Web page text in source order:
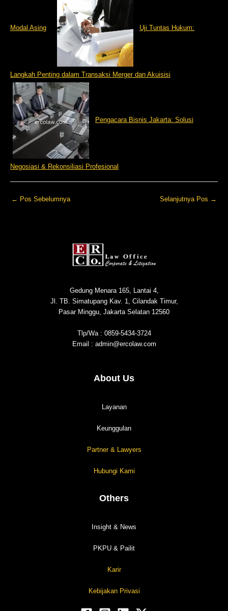
Modal Asing Uji Tuntas Hukum:
Langkah Penting dalam Transaksi Merger dan Akuisisi
Pengacara Bisnis Jakarta: Solusi
Negosiasi & Rekonsiliasi Profesional
← Pos Sebelumnya Selanjutnya Pos →
Gedung Menara 165, Lantai 4,
Jl. TB. Simatupang Kav. 1, Cilandak Timur,
Pasar Minggu, Jakarta Selatan 12560
Tlp/Wa : 0859-5434-3724
Email : admin@ercolaw.com
About Us
Layanan
Keunggulan
Partner & Lawyers
Hubungi Kami
Others
Insight & News
PKPU & Pailit
Karir
Kebijakan Privasi